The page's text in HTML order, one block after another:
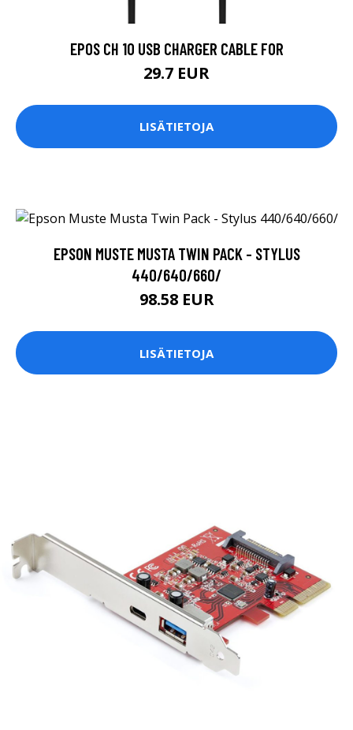
EPOS CH 10 USB CHARGER CABLE FOR
29.7 EUR
LISÄTIETOJA
EPSON MUSTE MUSTA TWIN PACK - STYLUS
440/640/660/
98.58 EUR
LISÄTIETOJA